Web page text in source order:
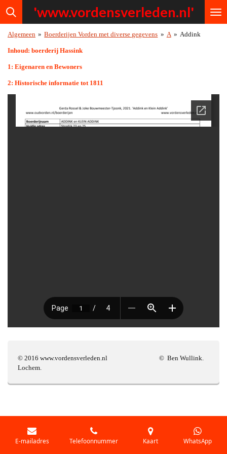
Ga
direct
de
hoofdinhoud
'www.vordensverleden.nl'
Algemeen » Boerderijen Vorden met diverse gegevens » A » Addink
Inhoud: boerderij Hassink
1: Eigenaren en Bewoners
2: Historische informatie tot 1811
© 2016 www.vordensverleden.nl © Ben Wullink.
Lochem.
E-mailadres Telefoonnummer Kaart WhatsApp